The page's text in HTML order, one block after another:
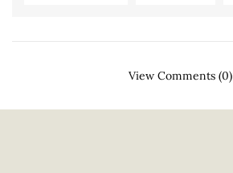
View Comments (0)